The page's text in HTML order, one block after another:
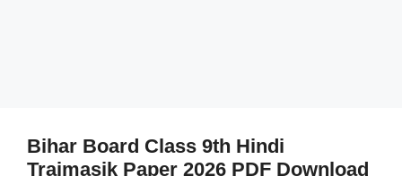
Bihar Board Class 9th Hindi
Traimasik Paper 2026 PDF Download